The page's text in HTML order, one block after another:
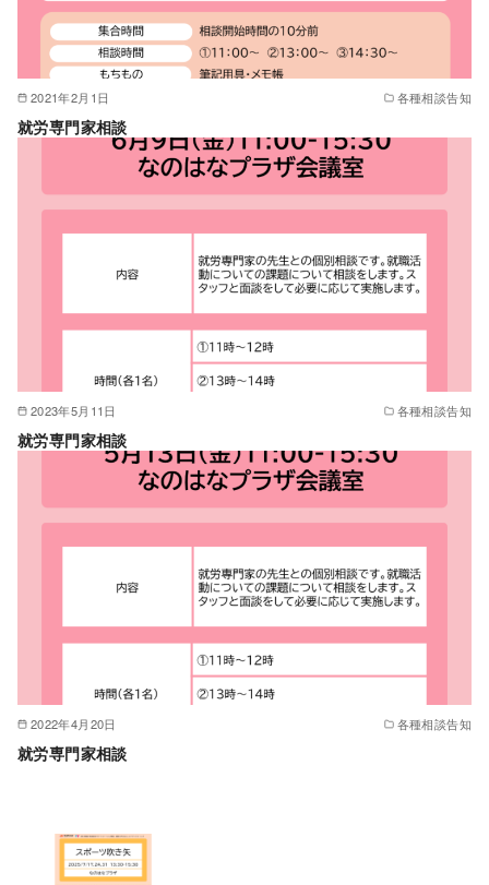
2021年2月1日 各種相談告知
就労専門家相談
2023年5月11日 各種相談告知
就労専門家相談
2022年4月20日 各種相談告知
就労専門家相談